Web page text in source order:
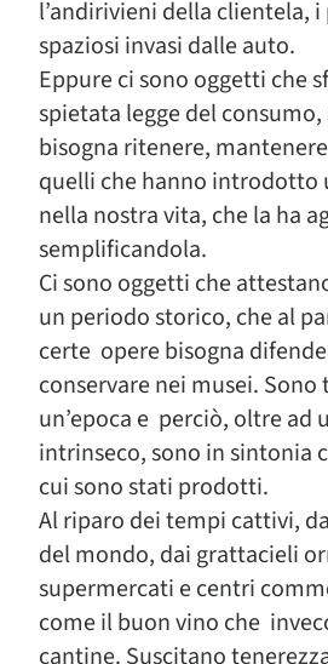
l’andirivieni della clientela, i
spaziosi invasi dalle auto.
Eppure ci sono oggetti che
spietata legge del
bisogna ritenere,
quelli che hanno introdotto
nella nostra vita, che la ha
semplificandola.
Ci sono oggetti che
un periodo storico, che al
certe opere bisogna
conservare nei musei.
un’epoca e perciò, oltre ad
intrinseco, sono in sintonia
cui sono stati prodotti.
Al riparo dei tempi cattivi,
del mondo, dai grattacieli
supermercati e centri
come il buon vino che
cantine. Suscitano